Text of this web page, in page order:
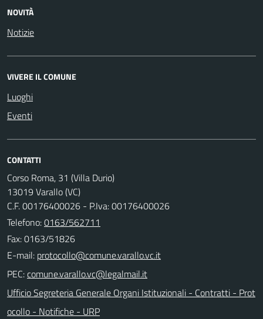
NOVITÀ
Notizie
VIVERE IL COMUNE
Luoghi
Eventi
CONTATTI
Corso Roma, 31 (Villa Durio)
13019 Varallo (VC)
C.F. 00176400026 - P.Iva: 00176400026
Telefono:0163/562711
Fax: 0163/51826
E-mail:
PEC:
Ufficio Segreteria Generale Organi Istituzionali - Contratti - Prot
ocollo - Notifiche - URP